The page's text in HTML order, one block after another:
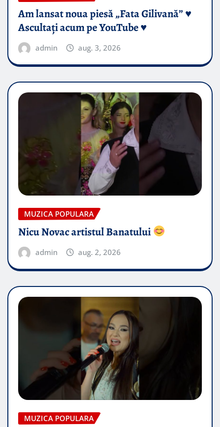
Am lansat noua piesă „Fata Gilivană” ♥️
Ascultați acum pe YouTube ♥️
admin aug. 3, 2026
MUZICA POPULARA
Nicu Novac artistul Banatului
admin aug. 2, 2026
MUZICA POPULARA